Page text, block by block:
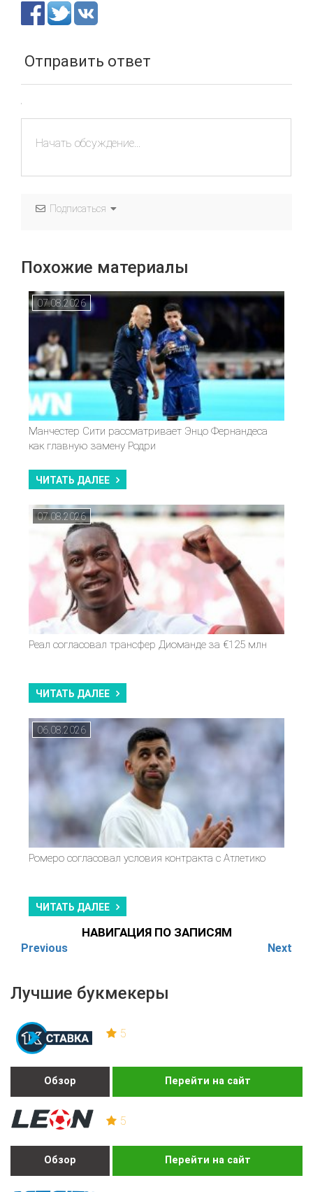
Лучшие букмекеры
5
Обзор Перейти на сайт
5
Обзор Перейти на сайт
Отправить ответ
Подписаться
Похожие материалы
07.08.2026
Манчестер Сити рассматривает Энцо Фернандеса
как главную замену Родри
ЧИТАТЬ ДАЛЕЕ
07.08.2026
Реал согласовал трансфер Диоманде за €125 млн
ЧИТАТЬ ДАЛЕЕ
06.08.2026
Ромеро согласовал условия контракта с Атлетико
ЧИТАТЬ ДАЛЕЕ
НАВИГАЦИЯ ПО ЗАПИСЯМ
Previous Next